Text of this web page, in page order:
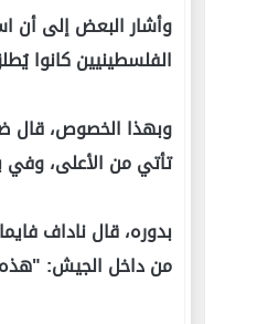
وأشار البعض إلى أن
الفلسطينيين كانوا
وبهذا الخصوص، قال
تأتي من الأعلى،
بدوره، قال ناداف
من داخل الجيش: "هذه